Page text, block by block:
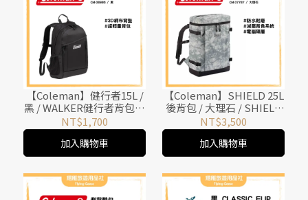
【Coleman】健行者15L /
黑 / WALKER健行者背包系
列 / CM-38986
NT$1,700
加入購物車
【Coleman】SHIELD 25L
後背包 / 大理石 / SHIELD
都會休閒系列 / CM-37787
NT$3,500
加入購物車